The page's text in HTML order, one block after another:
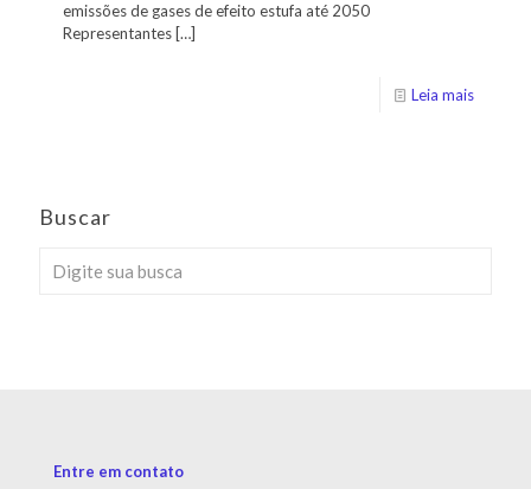
emissões de gases de efeito estufa até 2050
Representantes […]
Leia mais
Buscar
Entre em contato